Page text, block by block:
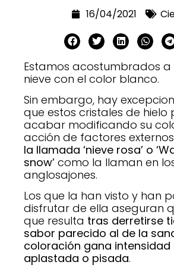
16/04/2021
Estamos acostumbrados a
nieve con el color blanco.
Sin embargo, hay
que estos cristales de hielo
acabar modificando su
acción de factores
la llamada ‘nieve rosa’ o
snow’ como la llaman en
anglosajones.
Los que la han visto y han
disfrutar de ella aseguran
que resulta tras derretirse
sabor parecido al de la
coloración gana intensidad
aplastada o pisada.